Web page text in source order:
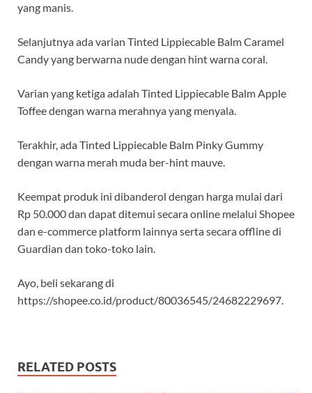
yang manis.
Selanjutnya ada varian Tinted Lippiecable Balm Caramel
Candy yang berwarna nude dengan hint warna coral.
Varian yang ketiga adalah Tinted Lippiecable Balm Apple
Toffee dengan warna merahnya yang menyala.
Terakhir, ada Tinted Lippiecable Balm Pinky Gummy
dengan warna merah muda ber-hint mauve.
Keempat produk ini dibanderol dengan harga mulai dari
Rp 50.000 dan dapat ditemui secara online melalui Shopee
dan e-commerce platform lainnya serta secara offline di
Guardian dan toko-toko lain.
Ayo, beli sekarang di
https://shopee.co.id/product/80036545/24682229697.
RELATED POSTS